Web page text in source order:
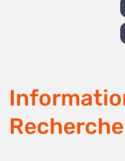
Recherche